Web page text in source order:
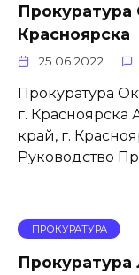
Прокуратура
Красноярска
25.06.2022
Прокуратура
г. Красноярска
край, г.
Руководство
ПРОКУРАТУРА
Прокуратура